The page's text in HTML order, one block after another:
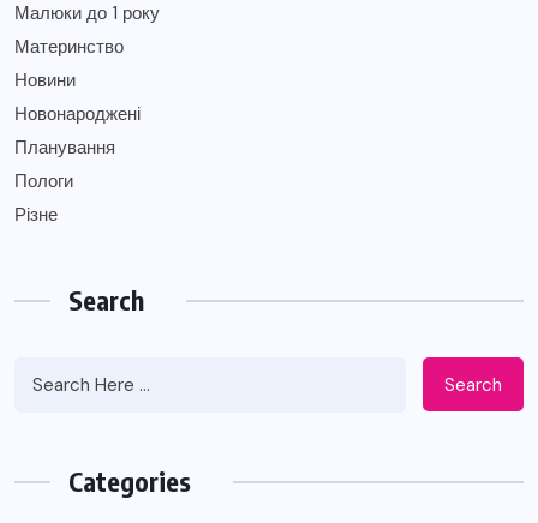
Малюки до 1 року
Материнство
Новини
Новонароджені
Планування
Пологи
Різне
Search
Search
Categories